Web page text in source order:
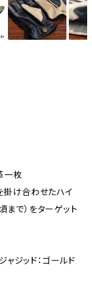
一枚
掛け合わせたハイ
まで）をターゲット
ャジッド：ゴールド